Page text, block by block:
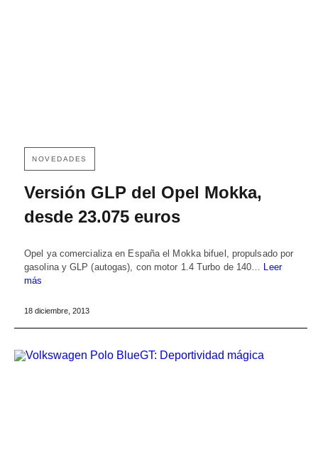
NOVEDADES
Versión GLP del Opel Mokka,
desde 23.075 euros
Opel ya comercializa en España el Mokka bifuel, propulsado por
gasolina y GLP (autogas), con motor 1.4 Turbo de 140…
Leer
más
18 diciembre, 2013